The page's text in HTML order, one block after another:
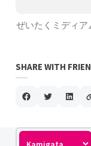
ぜいたくミディア
SHARE WITH